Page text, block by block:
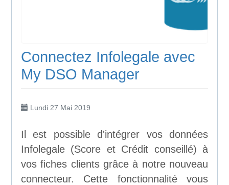
Connectez Infolegale avec
My DSO Manager
Lundi 27 Mai 2019
Il est possible d'intégrer vos données
Infolegale (Score et Crédit conseillé) à
vos fiches clients grâce à notre nouveau
connecteur. Cette fonctionnalité vous